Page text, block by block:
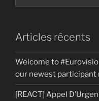
Articles récents
Welcome to
our newest participant
[REACT] Appel